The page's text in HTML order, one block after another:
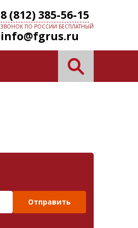
8 (812) 385-56-15
ЗВОНОК ПО РОССИИ БЕСПЛАТНЫЙ
info@fgrus.ru
Отправить